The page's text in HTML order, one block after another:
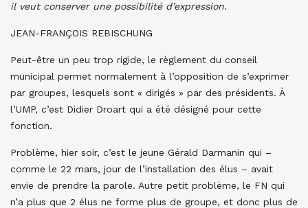
il veut conserver une possibilité d’expression.
JEAN-FRANÇOIS REBISCHUNG
Peut-être un peu trop rigide, le règlement du conseil
municipal permet normalement à l’opposition de s’exprimer
par groupes, lesquels sont « dirigés » par des présidents. À
l’UMP, c’est Didier Droart qui a été désigné pour cette
fonction.
Problème, hier soir, c’est le jeune Gérald Darmanin qui –
comme le 22 mars, jour de l’installation des élus – avait
envie de prendre la parole. Autre petit problème, le FN qui
n’a plus que 2 élus ne forme plus de groupe, et donc plus de